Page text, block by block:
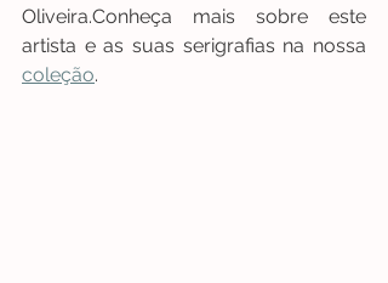
Oliveira.Conheça mais sobre este
coleção.